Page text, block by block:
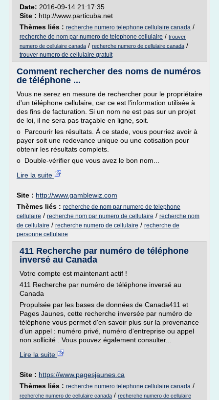
Date: 2016-09-14 21:17:35
Site : http://www.particuba.net
Thèmes liés : recherche numero telephone cellulaire canada /
recherche de nom par numero de telephone cellulaire / trouver
numero de cellulaire canada / recherche numero de cellulaire canada /
trouver numero de cellulaire gratuit
Comment rechercher des noms de numéros
de téléphone ...
Vous ne serez en mesure de rechercher pour le propriétaire
d'un téléphone cellulaire, car ce est l'information utilisée à
des fins de facturation. Si un nom ne est pas sur un projet
de loi, il ne sera pas traçable en ligne, soit.
o Parcourir les résultats. À ce stade, vous pourriez avoir à
payer soit une redevance unique ou une cotisation pour
obtenir les résultats complets.
o Double-vérifier que vous avez le bon nom...
Lire la suite
Site : http://www.gamblewiz.com
Thèmes liés : recherche de nom par numero de telephone
cellulaire / recherche nom par numero de cellulaire / recherche nom
de cellulaire / recherche numero de cellulaire / recherche de
personne cellulaire
411 Recherche par numéro de téléphone
inversé au Canada
Votre compte est maintenant actif !
411 Recherche par numéro de téléphone inversé au
Canada
Propulsée par les bases de données de Canada411 et
Pages Jaunes, cette recherche inversée par numéro de
téléphone vous permet d'en savoir plus sur la provenance
d'un appel : numéro privé, numéro d'entreprise ou appel
non sollicité . Vous pouvez également consulter...
Lire la suite
Site : https://www.pagesjaunes.ca
Thèmes liés : recherche numero telephone cellulaire canada /
recherche numero de cellulaire canada / recherche numero de cellulaire